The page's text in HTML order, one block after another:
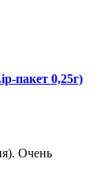
пакет 0,25г)
Очень